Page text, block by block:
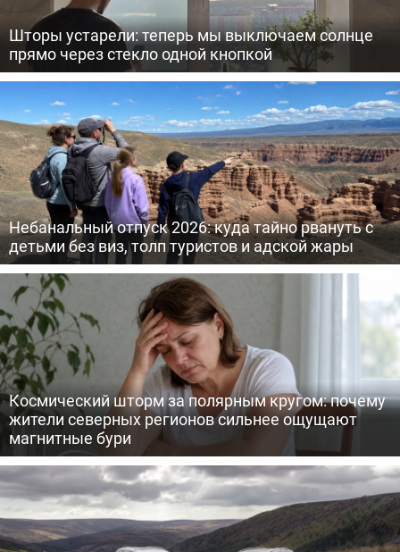
Шторы устарели: теперь мы выключаем солнце
прямо через стекло одной кнопкой
Небанальный отпуск 2026: куда тайно рвануть с
детьми без виз, толп туристов и адской жары
Космический шторм за полярным кругом: почему
жители северных регионов сильнее ощущают
магнитные бури